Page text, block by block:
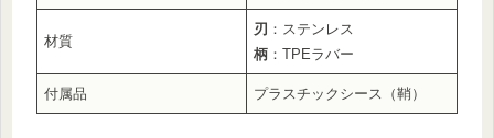
材質
刃 ：ステンレス
柄 ：TPEラバー
付属品 プラスチックシース（鞘）